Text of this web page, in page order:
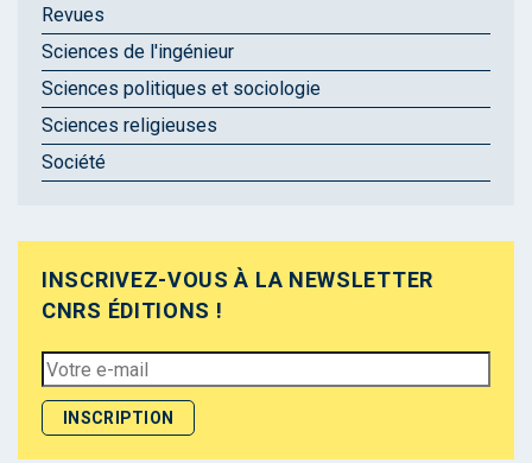
Revues
Sciences de l'ingénieur
Sciences politiques et sociologie
Sciences religieuses
Société
INSCRIVEZ-VOUS À LA NEWSLETTER
CNRS ÉDITIONS !